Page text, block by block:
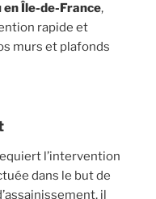
en Île-de-France,
rapide et
murs et plafonds
l’intervention
dans le but de
il